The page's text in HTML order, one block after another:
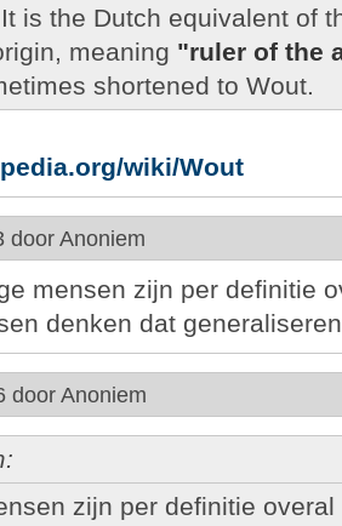
is the Dutch equivalent of
meaning "ruler of the
shortened to Wout.
wiki/Wout
door Anoniem
mensen zijn per definitie
denken dat
door Anoniem
zijn per definitie overal